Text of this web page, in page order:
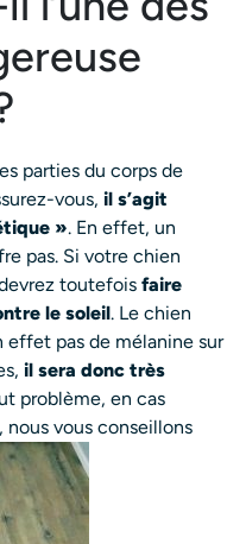
parties du corps de
vous, il s’agit
». En effet, un
pas. Si votre chien
toutefois faire
le soleil. Le chien
pas de mélanine sur
il sera donc très
problème, en cas
nous vous conseillons